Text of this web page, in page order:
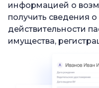
информацией о
получить сведения о
действительности
имущества,